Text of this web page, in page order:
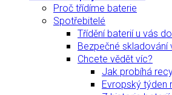
Proč třídíme baterie
Spotřebitelé
Třídění baterií u vás
Bezpečné
Chcete vědět víc?
Jak probíhá
Evropský týden